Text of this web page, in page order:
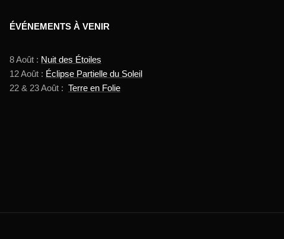
ÉVÉNEMENTS À VENIR
8 Août : Nuit des Étoiles
12 Août : Éclipse Partielle du Soleil
22 & 23 Août : Terre en Folie